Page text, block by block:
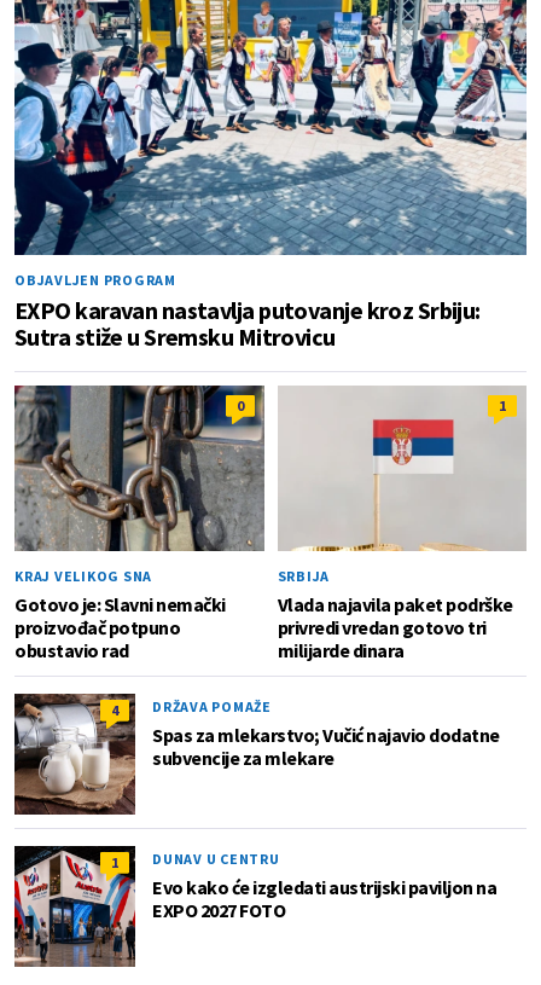
OBJAVLJEN PROGRAM
EXPO karavan nastavlja putovanje kroz Srbiju:
Sutra stiže u Sremsku Mitrovicu
0
KRAJ VELIKOG SNA
Gotovo je: Slavni nemački
proizvođač potpuno
obustavio rad
1
SRBIJA
Vlada najavila paket podrške
privredi vredan gotovo tri
milijarde dinara
4 DRŽAVA POMAŽE
Spas za mlekarstvo; Vučić najavio dodatne
subvencije za mlekare
1 DUNAV U CENTRU
Evo kako će izgledati austrijski paviljon na
EXPO 2027 FOTO